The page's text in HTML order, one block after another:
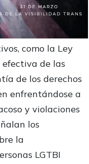
como la Ley
de las
de los derechos
enfrentándose a
y violaciones
los
la
LGTBI